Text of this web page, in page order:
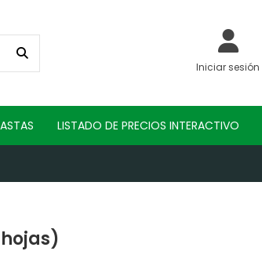
Iniciar sesión
LISTADO DE PRECIOS INTERACTIVO